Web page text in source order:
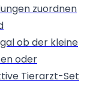
zuordnen
ob der kleine
oder
Tierarzt-Set